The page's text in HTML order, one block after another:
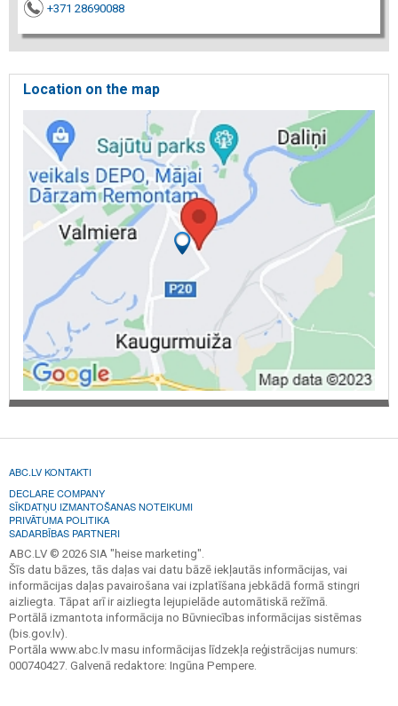
+371 28690088
Location on the map
ABC.LV KONTAKTI
DECLARE COMPANY
SĪKDATŅU IZMANTOŠANAS NOTEIKUMI
PRIVĀTUMA POLITIKA
SADARBĪBAS PARTNERI
ABC.LV © 2026 SIA "heise marketing".
Šīs datu bāzes, tās daļas vai datu bāzē iekļautās informācijas, vai
informācijas daļas pavairošana vai izplatīšana jebkādā formā stingri
aizliegta. Tāpat arī ir aizliegta lejupielāde automātiskā režīmā.
Portālā izmantota informācija no Būvniecības informācijas sistēmas
(bis.gov.lv).
Portāla www.abc.lv masu informācijas līdzekļa reģistrācijas numurs:
000740427. Galvenā redaktore: Ingūna Pempere.